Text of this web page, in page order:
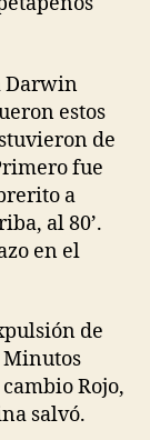
Darwin
estos
de
fue
a
al 80’.
en el
de
Minutos
Rojo,
salvó.